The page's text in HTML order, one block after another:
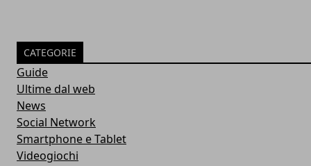
CATEGORIE
Guide
Ultime dal web
News
Social Network
Smartphone e Tablet
Videogiochi